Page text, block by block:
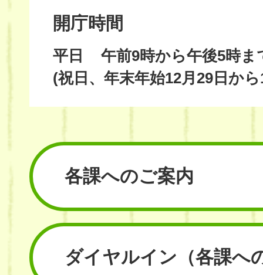
開庁時間
平日
午前9時から午後5時ま
(祝日、年末年始12月29日か
各課へのご案内
ダイヤルイン （各課へ